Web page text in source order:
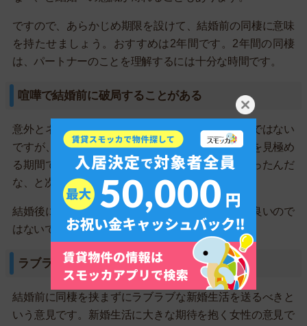
ですので、あらかじめ期限を設けて、結婚前の同棲に意味
を持たせましょう。おすすめは2年間です。2年間の同棲
は、パートナーのことを理解するには十分な時間です。
喧嘩で結婚前に破局することがある
意外とネット上の意見で多いこの意見は、間違いではない
ですが、同棲は結婚前に結婚していいのかどうかを見極め
る期間です。仮に破局しても、結婚相手じゃなかったんだ
な、と次の恋に進むだけです。
結婚後に破局するよりも同棲中に、破局する方が良いので
はないでしょうか？
ラブラブな新婚生活にならない
結婚前に同棲を挟まずにラブラブな新婚生活を送るべきと
いう意見です。新婚生活に大きな期待を抱く女性の意見で